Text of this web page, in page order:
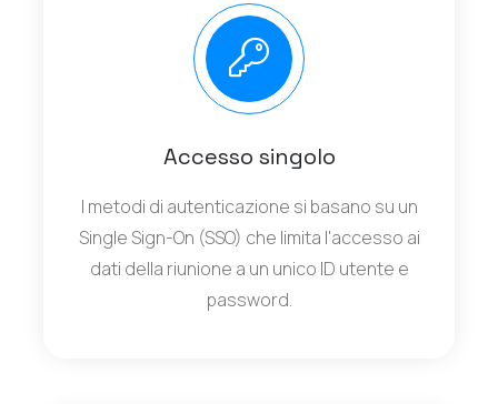
Accesso singolo
I metodi di autenticazione si basano su un
Single Sign-On (SSO) che limita l'accesso ai
dati della riunione a un unico ID utente e
password.